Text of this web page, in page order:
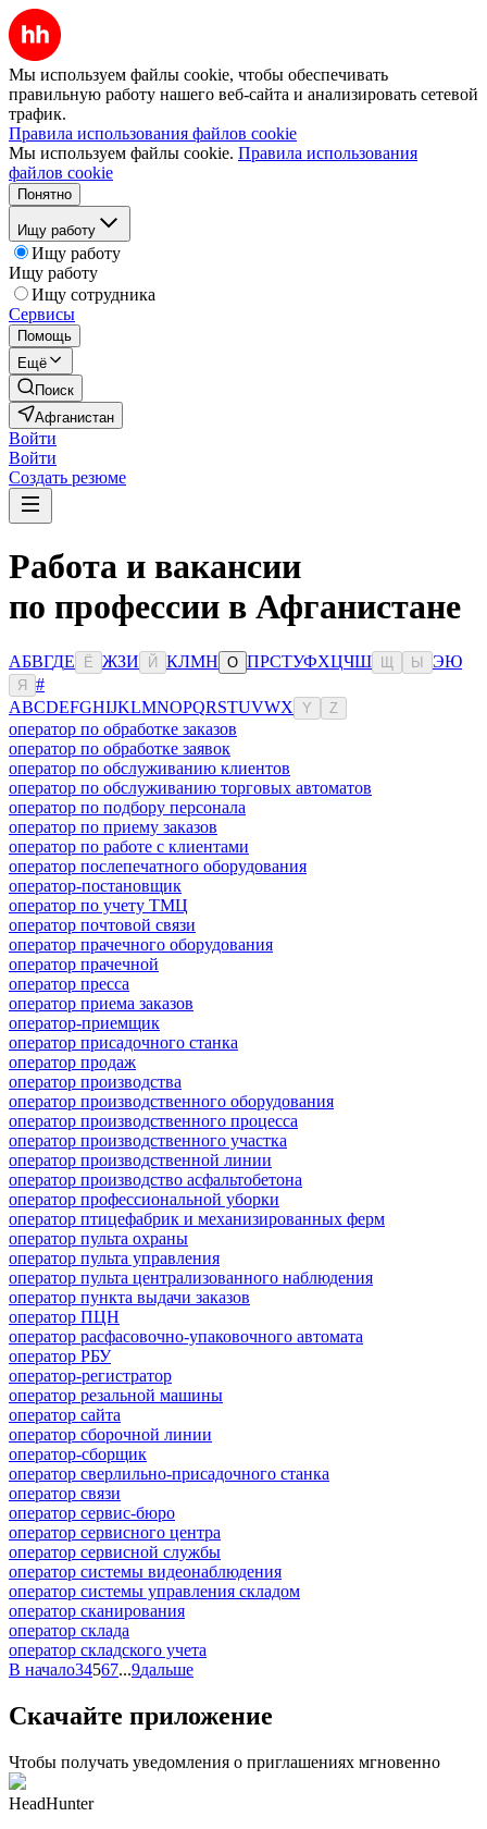
Мы используем файлы cookie, чтобы обеспечивать
правильную работу нашего веб-сайта и анализировать сетевой
трафик.
Правила использования файлов cookie
Мы используем файлы cookie. Правила использования
файлов cookie
Понятно
Ищу работу
Ищу работу
Ищу работу
Ищу сотрудника
Сервисы
Помощь
Ещё
Поиск
Афганистан
Войти
Войти
Создать резюме
Работа и вакансии
по профессии в Афганистане
АБВГДЕ Ё ЖЗИ Й КЛМН О ПРСТУФХЦЧШ Ы ЭЮ
Я
#
ABCDEFGHIJKLMNOPQRSTUVWX Y Z
оператор по обработке заказов
оператор по обработке заявок
оператор по обслуживанию клиентов
оператор по обслуживанию торговых автоматов
оператор по подбору персонала
оператор по приему заказов
оператор по работе с клиентами
оператор послепечатного оборудования
оператор-постановщик
оператор по учету ТМЦ
оператор почтовой связи
оператор прачечного оборудования
оператор прачечной
оператор пресса
оператор приема заказов
оператор-приемщик
оператор присадочного станка
оператор продаж
оператор производства
оператор производственного оборудования
оператор производственного процесса
оператор производственного участка
оператор производственной линии
оператор производство асфальтобетона
оператор профессиональной уборки
оператор птицефабрик и механизированных ферм
оператор пульта охраны
оператор пульта управления
оператор пульта централизованного наблюдения
оператор пункта выдачи заказов
оператор ПЦН
оператор расфасовочно-упаковочного автомата
оператор РБУ
оператор-регистратор
оператор резальной машины
оператор сайта
оператор сборочной линии
оператор-сборщик
оператор сверлильно-присадочного станка
оператор связи
оператор сервис-бюро
оператор сервисного центра
оператор сервисной службы
оператор системы видеонаблюдения
оператор системы управления складом
оператор сканирования
оператор склада
оператор складского учета
В начало34567...9дальше
Скачайте приложение
Чтобы получать уведомления о приглашениях мгновенно
HeadHunter